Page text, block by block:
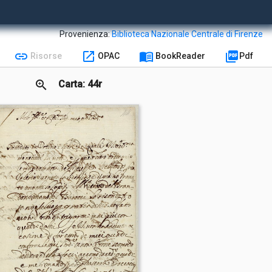
Provenienza:Biblioteca Nazionale Centrale di Firenze
link Risorse open_in_new OPAC menu_book BookReader picture_as_pdf Pdf
zoom_in Carta: 44r